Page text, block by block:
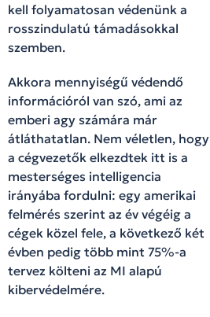
kell folyamatosan védenünk a
rosszindulatú támadásokkal
szemben.
Akkora mennyiségű védendő
információról van szó, ami az
emberi agy számára már
átláthatatlan. Nem véletlen, hogy
a cégvezetők elkezdtek itt is a
mesterséges intelligencia
irányába fordulni: egy amerikai
felmérés szerint az év végéig a
cégek közel fele, a következő két
évben pedig több mint 75%-a
tervez költeni az MI alapú
kibervédelmére.